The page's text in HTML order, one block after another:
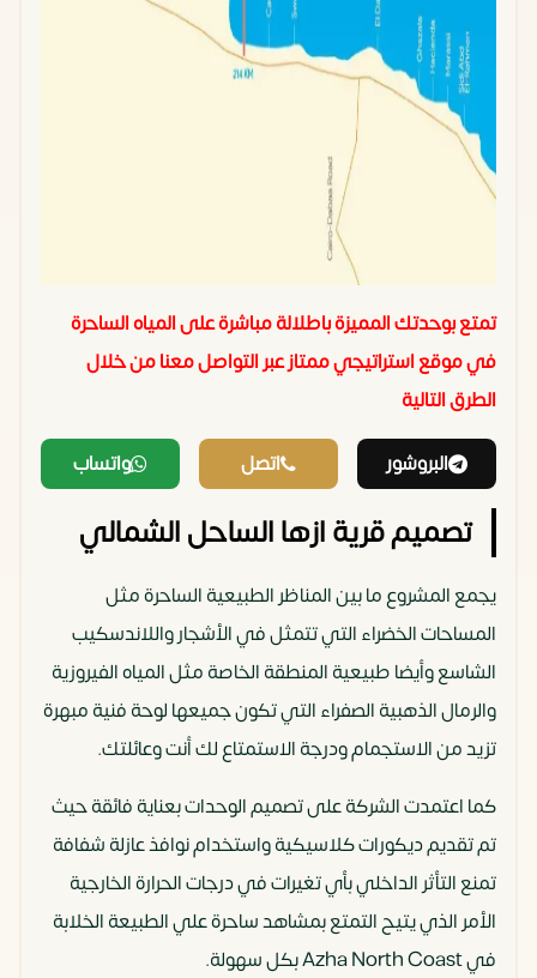
تمتع بوحدتك المميزة باطلالة مباشرة على المياه الساحرة
في موقع استراتيجي ممتاز عبر التواصل معنا من خلال
الطرق التالية
البروشور اتصل واتساب
تصميم قرية ازها الساحل الشمالي
يجمع المشروع ما بين المناظر الطبيعية الساحرة مثل
المساحات الخضراء التي تتمثل في الأشجار واللاندسكيب
الشاسع وأيضا طبيعية المنطقة الخاصة مثل المياه الفيروزية
والرمال الذهبية الصفراء التي تكون جميعها لوحة فنية مبهرة
تزيد من الاستجمام ودرجة الاستمتاع لك أنت وعائلتك.
كما اعتمدت الشركة على تصميم الوحدات بعناية فائقة حيث
تم تقديم ديكورات كلاسيكية واستخدام نوافذ عازلة شفافة
تمنع التأثر الداخلي بأي تغيرات في درجات الحرارة الخارجية
الأمر الذي يتيح التمتع بمشاهد ساحرة علي الطبيعة الخلابة
في Azha North Coast بكل سهولة.